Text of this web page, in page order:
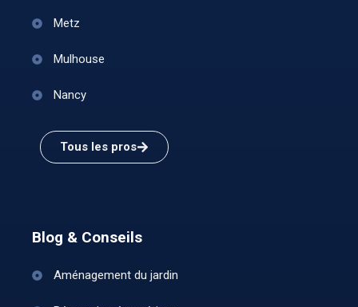
Metz
Mulhouse
Nancy
Tous les pros
Blog & Conseils
Aménagement du jardin